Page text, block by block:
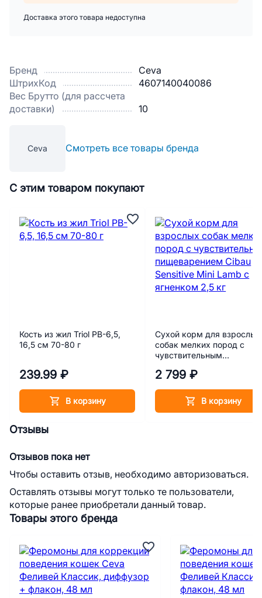
Бренд
Ceva
ШтрихКод
4607140040086
Вес Брутто (для рассчета
доставки)
10
Ceva Смотреть все товары бренда
Доставка этого товара недоступна
С этим товаром покупают
Кость из жил Triol PB-6,5,
16,5 см 70-80 г
239.99 ₽
В корзину
Сухой корм для взрослых
собак мелких пород с
чувствительным
Sensitive Mini Lamb с
2 799 ₽
В корзину
Товары этого бренда
Отзывы
Отзывов пока нет
Чтобы оставить отзыв, необходимо авторизоваться.
Оставлять отзывы могут только те пользователи,
которые ранее приобретали данный товар.